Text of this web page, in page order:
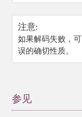
注意:
如果解码失败，
误的确切性质。
参见